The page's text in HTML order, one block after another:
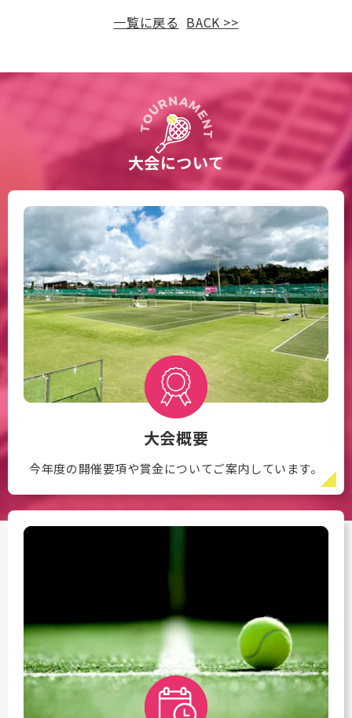
一覧に戻る BACK >>
大会について
大会概要
今年度の開催要項や賞金についてご案内しています。